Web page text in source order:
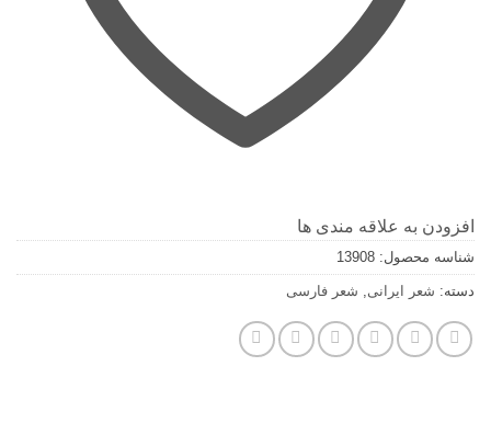
افزودن به علاقه مندی ها
شناسه محصول: 13908
دسته: شعر ایرانی شعر فارسی